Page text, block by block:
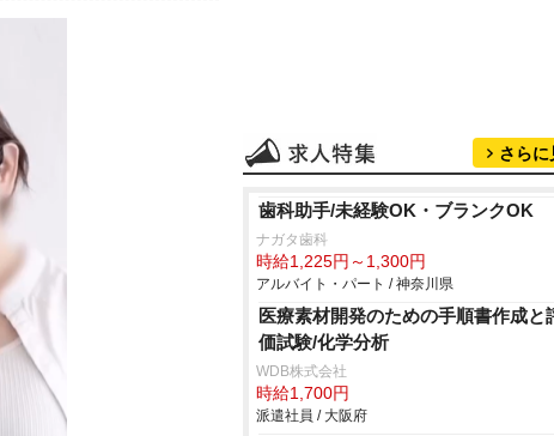
さらに
歯科助手/未経験OK・ブランクOK
ナガタ歯科
時給1,225円～1,300円
アルバイト・パート / 神奈川県
医療素材開発のための手順書作成と
価試験/化学分析
WDB株式会社
時給1,700円
派遣社員 / 大阪府